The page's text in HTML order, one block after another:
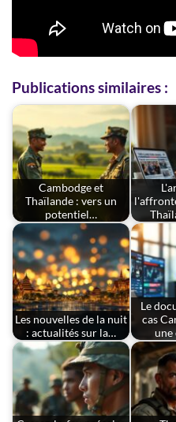
Publications similaires :
Cambodge et
Thaïlande : vers un
potentiel…
Les nouvelles de la nuit
: actualités sur la…
Le
cas
une